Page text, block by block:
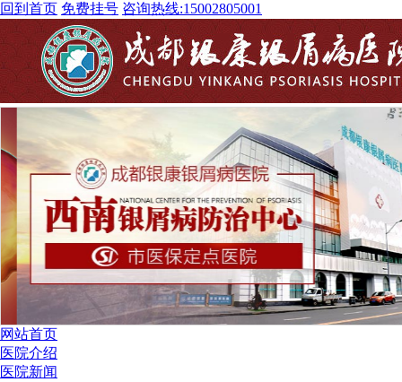
回到首页 免费挂号 咨询热线:15002805001
网站首页
医院介绍
医院新闻